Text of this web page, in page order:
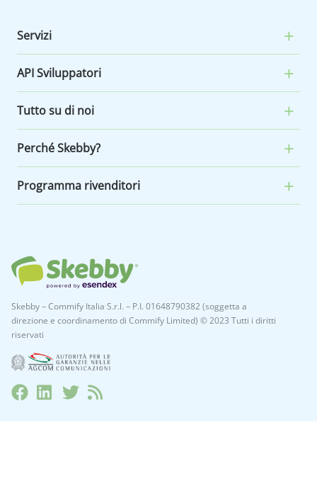
Servizi
API Sviluppatori
Tutto su di noi
Perché Skebby?
Programma rivenditori
Skebby – Commify Italia S.r.l. – P.I. 01648790382 (soggetta a
direzione e coordinamento di Commify Limited) © 2023 Tutti i diritti
riservati